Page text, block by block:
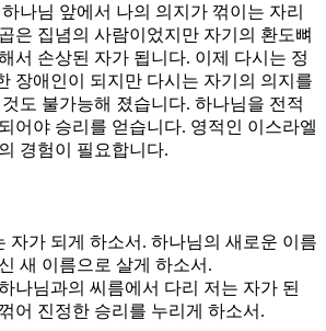
나님 앞에서 나의 의지가 꺾이는 자리
은 집념의 사람이었지만 자기의 환도뼈
서 손상된 자가 됩니다. 이제 다시는 정
장애인이 되지만 다시는 자기의 의지를
도 불가능해 졌습니다. 하나님을 전적
어야 승리를 얻습니다. 영적인 이스라엘
경험이 필요합니다.
자가 되게 하소서. 하나님의 새로운 이름
새 이름으로 살게 하소서.
나님과의 씨름에서 다리 저는 자가 된
어 진정한 승리를 누리게 하소서.